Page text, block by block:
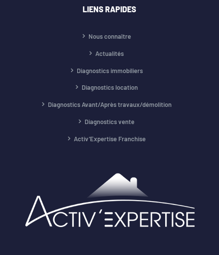
LIENS RAPIDES
Nous connaître
Actualités
Diagnostics immobiliers
Diagnostics location
Diagnostics Avant/Après travaux/démolition
Diagnostics vente
Activ’Expertise Franchise